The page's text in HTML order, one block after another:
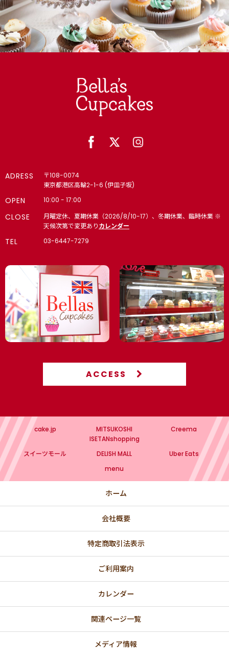
ADRESS
〒108-0074
東京都港区高輪2-1-6 (伊皿子坂)
OPEN 10:00 - 17:00
CLOSE
月曜定休、夏期休業（2026/8/10-17）、冬期休業、臨時休業 ※
天候次第で変更ありカレンダー
TEL 03-6447-7279
ACCESS
cake.jp
MITSUKOSHI
ISETANshopping
Creema
スイーツモール DELISH MALL
Uber Eats
menu
ホーム
会社概要
特定商取引法表示
ご利用案内
カレンダー
関連ページ一覧
メディア情報